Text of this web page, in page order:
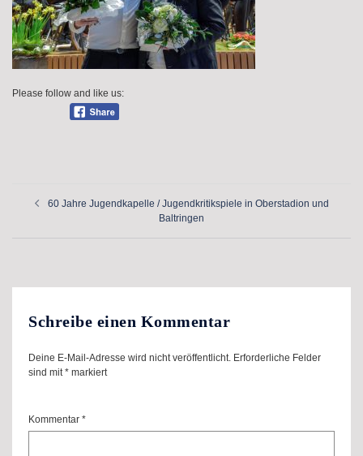
Please follow and like us:
60 Jahre Jugendkapelle / Jugendkritikspiele in Oberstadion und
Baltringen
Schreibe einen Kommentar
Deine E-Mail-Adresse wird nicht veröffentlicht. Erforderliche Felder
sind mit * markiert
Kommentar *